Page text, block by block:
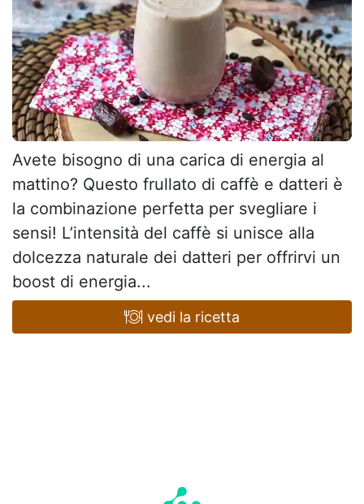
Avete bisogno di una carica di energia al
mattino? Questo frullato di caffè e datteri è
la combinazione perfetta per svegliare i
sensi! L’intensità del caffè si unisce alla
dolcezza naturale dei datteri per offrirvi un
boost di energia...
vedi la ricetta